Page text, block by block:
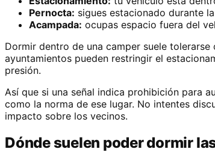
Pernocta: sigues estacionado durante
Acampada: ocupas espacio fuera del
Dormir dentro de una camper suele
ayuntamientos pueden restringir el
presión.
Así que si una señal indica prohibición para
como la norma de ese lugar. No intentes
impacto sobre los vecinos.
Dónde suelen poder dormir